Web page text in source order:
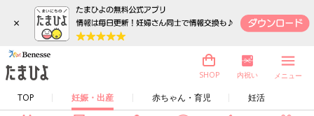
×
TOP 妊娠・出産 赤ちゃん・育児 妊活
SHOP 内祝い メニュー